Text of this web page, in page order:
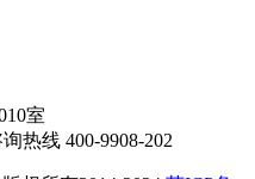
室
热线 400-9908-202